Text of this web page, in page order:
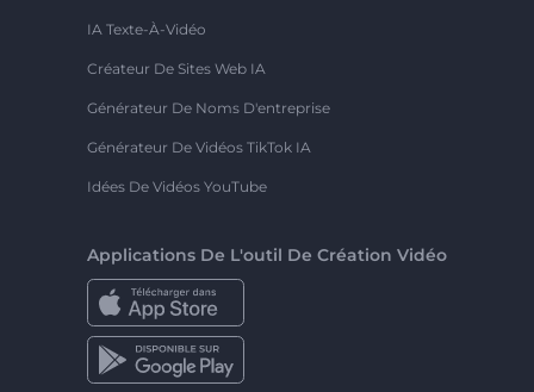
IA Texte-À-Vidéo
Créateur De Sites Web IA
Générateur De Noms D'entreprise
Générateur De Vidéos TikTok IA
Idées De Vidéos YouTube
Applications De L'outil De Création Vidéo